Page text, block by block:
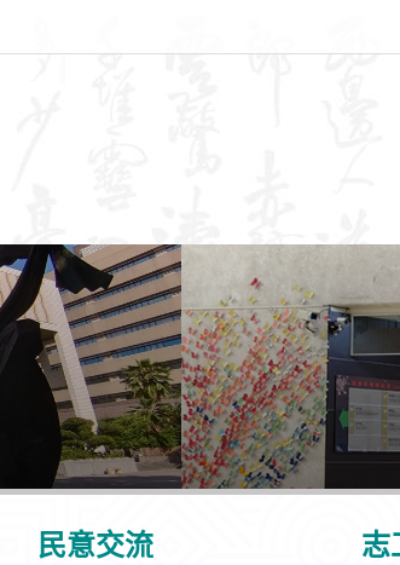
民意交流 志